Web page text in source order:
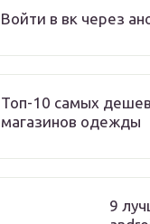
Войти в вк через
Топ-10 самых
магазинов одежды
9